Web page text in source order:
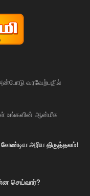
வரவேற்பதில்
உங்களின் ஆன்மீக
அரிய திருத்தலம்!
செய்வார்?